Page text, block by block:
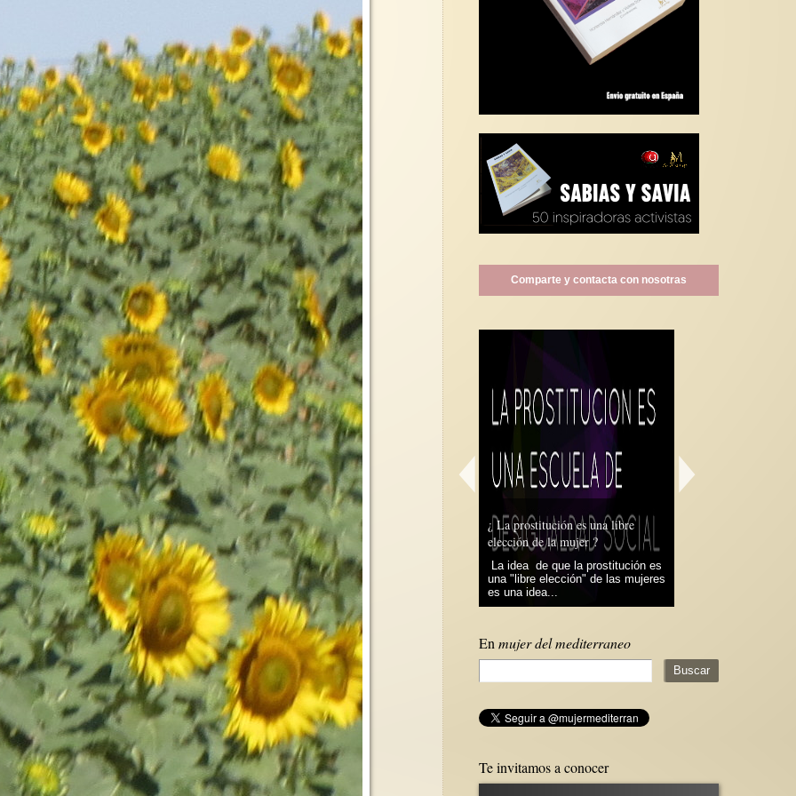
Comparte y contacta con nosotras
¡Feliz Día del Libro!
La llegada del 23 de abril siempre
me emociona, es la fecha en que
los libros a mi alrededor...
Qué aprendizajes podemos extraer
de las constructoras de paz 3/3
Carmen Magallón[1]En estos
momentos de aguda crisis debida
a la lógica del sistema y de
irrupción...
¿ La prostitución es una libre
elección de la mujer ?
La idea de que la prostitución es
una "libre elección" de las mujeres
es una idea...
VIOLENCIA MASCULINA
Hace varios días escuché en la
cadena Ser a un “opinador”
En mujer del mediterraneo
Te invitamos a conocer